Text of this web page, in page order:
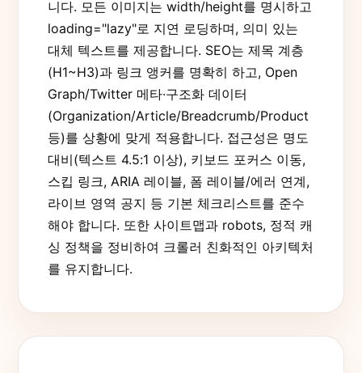
니다. 모든 이미지는 width/height를 명시하고
loading="lazy"로 지연 로딩하며, 의미 있는
대체 텍스트를 제공합니다. SEO는 제목 계층
(H1~H3)과 링크 앵커를 명확히 하고, Open
Graph/Twitter 메타·구조화 데이터
(Organization/Article/Breadcrumb/Product
등)를 상황에 맞게 적용합니다. 접근성은 명도
대비(텍스트 4.5:1 이상), 키보드 포커스 이동,
스킵 링크, ARIA 레이블, 폼 레이블/에러 연계,
라이브 영역 공지 등 기본 체크리스트를 준수
해야 합니다. 또한 사이트맵과 robots, 정적 캐
싱 정책을 정비하여 크롤러 친화적인 아키텍처
를 유지합니다.